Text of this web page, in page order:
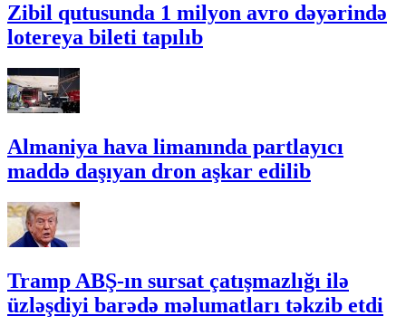
Zibil qutusunda 1 milyon avro dəyərində
lotereya bileti tapılıb
Almaniya hava limanında partlayıcı
maddə daşıyan dron aşkar edilib
Tramp ABŞ-ın sursat çatışmazlığı ilə
üzləşdiyi barədə məlumatları təkzib etdi